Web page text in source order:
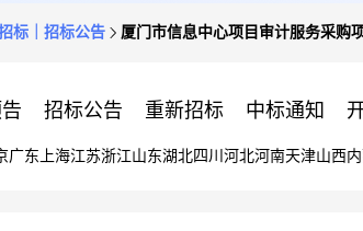
标｜招标公告 厦门市信息中心项目审计服务采购
招标公告 重新招标 中标通知
广东 上海江苏浙江山东湖北四川 河北河南天津山西